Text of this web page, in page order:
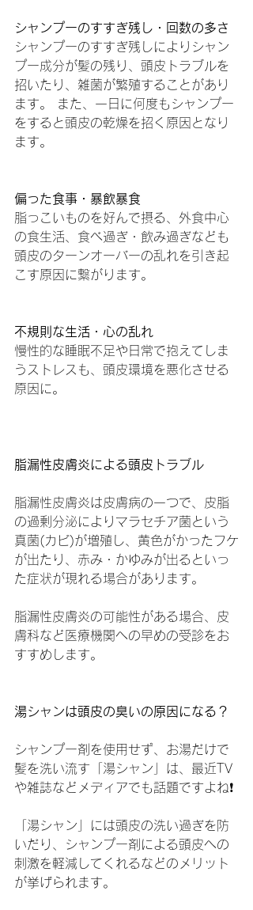
シャンプーのすすぎ残し・回数の多さ
シャンプーのすすぎ残しによりシャン
プー成分が髪の残り、頭皮トラブルを
招いたり、雑菌が繁殖することがあり
ます。 また、一日に何度もシャンプー
をすると頭皮の乾燥を招く原因となり
ます。
偏った食事・暴飲暴食
脂っこいものを好んで摂る、外食中心
の食生活、食べ過ぎ・飲み過ぎなども
頭皮のターンオーバーの乱れを引き起
こす原因に繋がります。
不規則な生活・心の乱れ
慢性的な睡眠不足や日常で抱えてしま
うストレスも、頭皮環境を悪化させる
原因に。
脂漏性皮膚炎による頭皮トラブル
脂漏性皮膚炎は皮膚病の一つで、皮脂
の過剰分泌によりマラセチア菌という
真菌(カビ)が増殖し、黄色がかったフケ
が出たり、赤み・かゆみが出るといっ
た症状が現れる場合があります。
脂漏性皮膚炎の可能性がある場合、皮
膚科など医療機関への早めの受診をお
すすめします。
湯シャンは頭皮の臭いの原因になる？
シャンプー剤を使用せず、お湯だけで
髪を洗い流す「湯シャン」は、最近TV
や雑誌などメディアでも話題ですよね❗️
「湯シャン」には頭皮の洗い過ぎを防
いだり、シャンプー剤による頭皮への
刺激を軽減してくれるなどのメリット
が挙げられます。